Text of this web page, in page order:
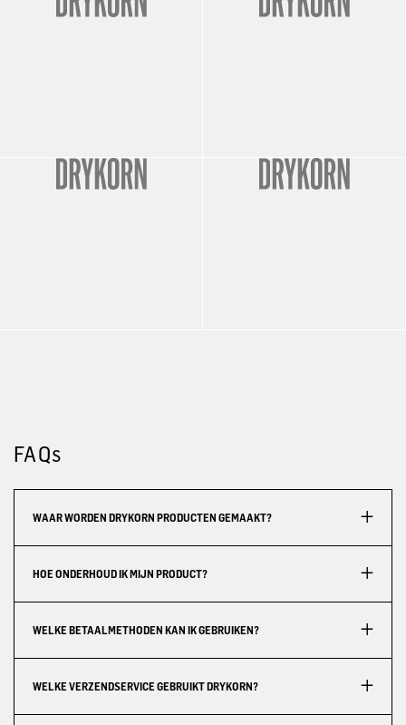
FAQs
WAAR WORDEN DRYKORN PRODUCTEN GEMAAKT?
HOE ONDERHOUD IK MIJN PRODUCT?
WELKE BETAALMETHODEN KAN IK GEBRUIKEN?
WELKE VERZENDSERVICE GEBRUIKT DRYKORN?